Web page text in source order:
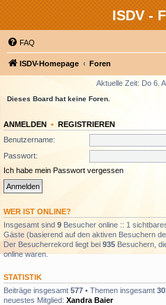
ISDV -
FAQ
ISDV-Homepage Foren
Aktuelle Zeit: Do 6.
Dieses Board hat keine Foren.
ANMELDEN • REGISTRIEREN
Benutzername:
Passwort:
Ich habe mein Passwort vergessen
WER IST ONLINE?
Insgesamt sind 9 Besucher online :: 1
Gäste (basierend auf den aktiven Besuchern
Der Besucherrekord liegt bei 935 Besuchern,
online waren.
STATISTIK
Beiträge insgesamt 577 • Themen insgesamt
neuestes Mitglied: Xandra Baier